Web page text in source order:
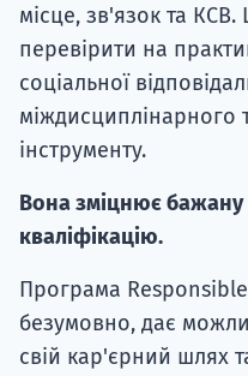
місце, зв'язок та
перевірити на
соціальної
міждисциплінарного
інструменту.
Вона зміцнює
кваліфікацію.
Програма
безумовно, дає
свій кар'єрний шлях